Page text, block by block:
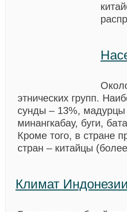
этнических групп.
сунды – 13%,
минангкабау, буги,
Кроме того, в стране
стран – китайцы
Климат Индонезии